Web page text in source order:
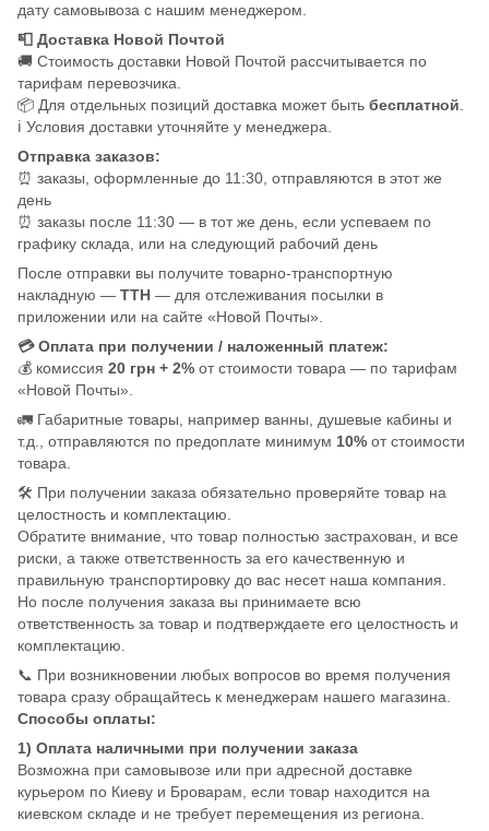
дату самовывоза с нашим менеджером.
📮 Доставка Новой Почтой
🚚 Стоимость доставки Новой Почтой рассчитывается по
тарифам перевозчика.
📦 Для отдельных позиций доставка может быть бесплатной.
ℹ️ Условия доставки уточняйте у менеджера.
Отправка заказов:
⏰ заказы, оформленные до 11:30, отправляются в этот же
день
⏰ заказы после 11:30 — в тот же день, если успеваем по
графику склада, или на следующий рабочий день
После отправки вы получите товарно-транспортную
накладную — ТТН — для отслеживания посылки в
приложении или на сайте «Новой Почты».
💳 Оплата при получении / наложенный платеж:
💰 комиссия 20 грн + 2% от стоимости товара — по тарифам
«Новой Почты».
🚛 Габаритные товары, например ванны, душевые кабины и
т.д., отправляются по предоплате минимум 10% от стоимости
товара.
🛠️ При получении заказа обязательно проверяйте товар на
целостность и комплектацию.
Обратите внимание, что товар полностью застрахован, и все
риски, а также ответственность за его качественную и
правильную транспортировку до вас несет наша компания.
Но после получения заказа вы принимаете всю
ответственность за товар и подтверждаете его целостность и
комплектацию.
📞 При возникновении любых вопросов во время получения
товара сразу обращайтесь к менеджерам нашего магазина.
Способы оплаты:
1) Оплата наличными при получении заказа
Возможна при самовывозе или при адресной доставке
курьером по Киеву и Броварам, если товар находится на
киевском складе и не требует перемещения из региона.